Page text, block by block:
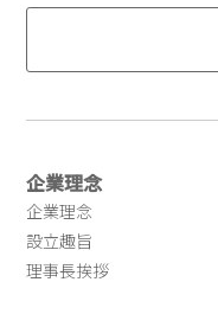
企業理念
企業理念
設立趣旨
理事長挨拶